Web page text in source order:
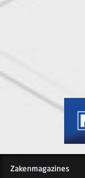
Zakenmagazines